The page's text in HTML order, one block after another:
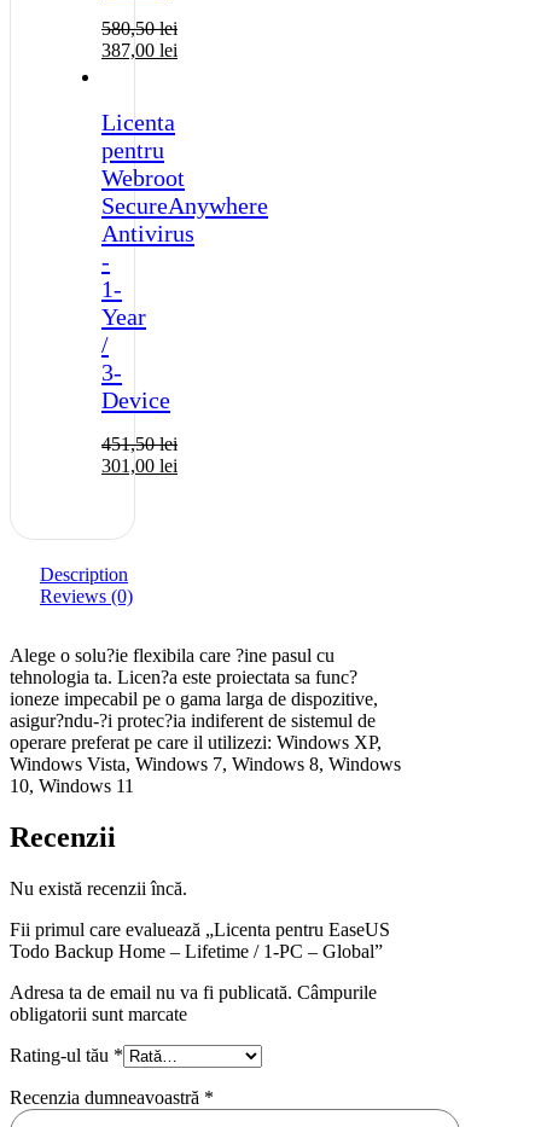
580,50lei
387,00 lei
Licenta
pentru
Webroot
SecureAnywhere
Antivirus
-
1-
Year
/
3-
Device
451,50lei
301,00 lei
Description
Reviews (0)
Alege o solu?ie flexibila care ?ine pasul cu
tehnologia ta. Licen?a este proiectata sa func?
ioneze impecabil pe o gama larga de dispozitive,
asigur?ndu-?i protec?ia indiferent de sistemul de
operare preferat pe care il utilizezi: Windows XP,
Windows Vista, Windows 7, Windows 8, Windows
10, Windows 11
Recenzii
Nu există recenzii încă.
Fii primul care evaluează „Licenta pentru EaseUS
Todo Backup Home – Lifetime / 1-PC – Global”
Adresa ta de email nu va fi publicată. Câmpurile
obligatorii sunt marcate
Rating-ul tău *
Recenzia dumneavoastră *